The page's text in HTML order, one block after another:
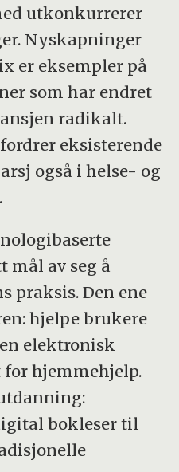
utkonkurrerer
Nyskapninger
er eksempler på
som har endret
radikalt.
eksisterende
også i helse- og
mål av seg å
praksis. Den ene
hjelpe brukere
elektronisk
hjemmehjelp.
bokleser til